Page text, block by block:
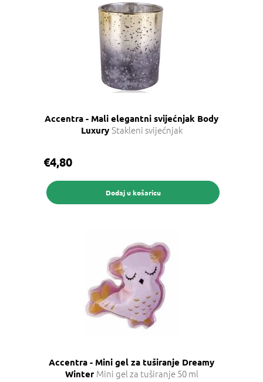
Accentra - Mali elegantni svijećnjak Body
Luxury Stakleni svijećnjak
€4,80
Dodaj u košaricu
Accentra - Mini gel za tuširanje Dreamy
Winter Mini gel za tuširanje 50 ml